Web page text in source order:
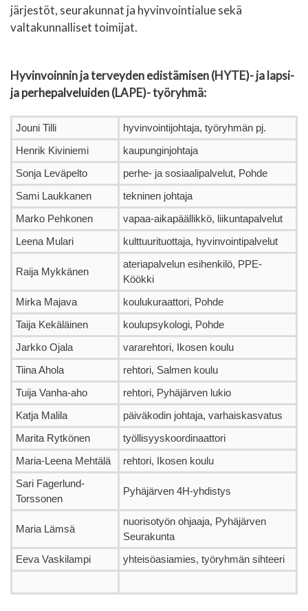
järjestöt, seurakunnat ja hyvinvointialue sekä
valtakunnalliset toimijat.
Hyvinvoinnin ja terveyden edistämisen (HYTE)- ja lapsi-
ja perhepalveluiden (LAPE)- työryhmä:
Jouni Tilli hyvinvointijohtaja, työryhmän pj.
Henrik Kiviniemi kaupunginjohtaja
Sonja Leväpelto perhe- ja sosiaalipalvelut, Pohde
Sami Laukkanen tekninen johtaja
Marko Pehkonen vapaa-aikapäällikkö, liikuntapalvelut
Leena Mulari kulttuurituottaja, hyvinvointipalvelut
Raija Mykkänen
ateriapalvelun esihenkilö, PPE-
Köökki
Mirka Majava koulukuraattori, Pohde
Taija Kekäläinen koulupsykologi, Pohde
Jarkko Ojala vararehtori, Ikosen koulu
Tiina Ahola rehtori, Salmen koulu
Tuija Vanha-aho rehtori, Pyhäjärven lukio
Katja Malila päiväkodin johtaja, varhaiskasvatus
Marita Rytkönen työllisyyskoordinaattori
Maria-Leena Mehtälä rehtori, Ikosen koulu
Sari Fagerlund-
Torssonen
Pyhäjärven 4H-yhdistys
Maria Lämsä
nuorisotyön ohjaaja, Pyhäjärven
Seurakunta
Eeva Vaskilampi yhteisöasiamies, työryhmän sihteeri